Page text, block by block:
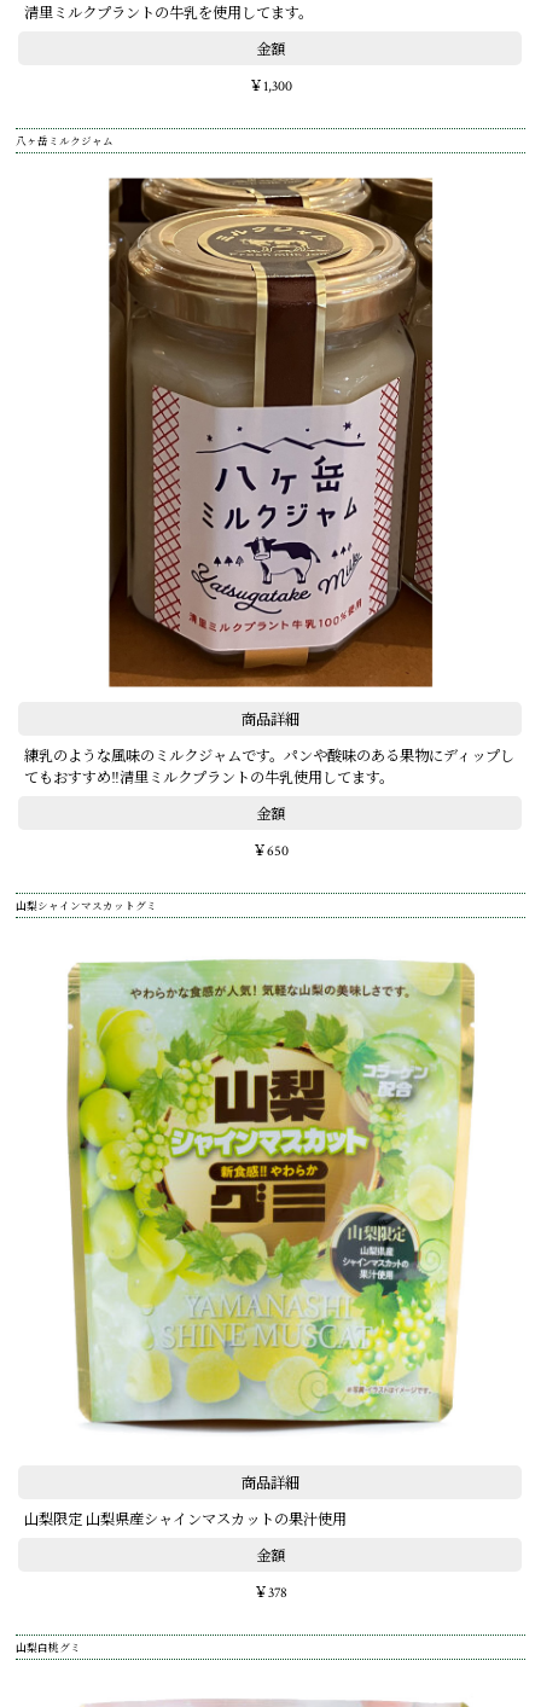
清里ミルクプラントの牛乳を使用してます。
金額
￥1,300
八ヶ岳ミルクジャム
商品詳細
練乳のような風味のミルクジャムです。パンや酸味のある果物にディップし
てもおすすめ‼清里ミルクプラントの牛乳使用してます。
金額
￥650
山梨シャインマスカットグミ
商品詳細
山梨限定 山梨県産シャインマスカットの果汁使用
金額
￥378
山梨白桃グミ